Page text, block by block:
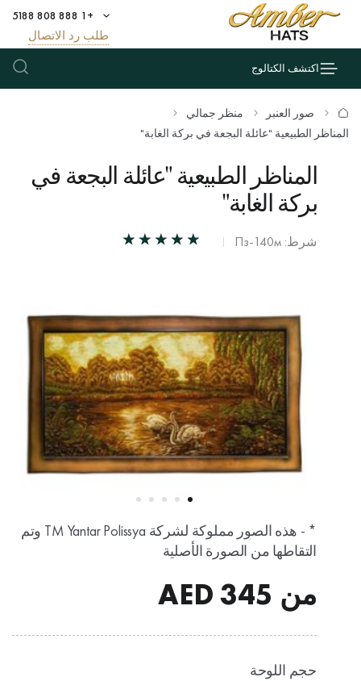
+1 888 808 5188
طلب رد الاتصال
اكتشف الكتالوج
صور العنبر
منظر جمالي
المناظر الطبيعية "عائلة البجعة في بركة الغابة"
المناظر الطبيعية "عائلة البجعة في
بركة الغابة"
شرط: Пз-140м
* - هذه الصور مملوكة لشركة TM Yantar Polissya وتم
التقاطها من الصورة الأصلية
من
حجم اللوحة